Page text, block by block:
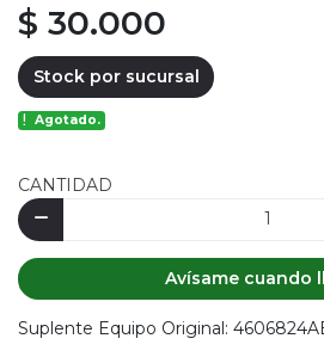
$ 30.000
Stock por sucursal
Agotado.
CANTIDAD
Avísame cuando
Suplente Equipo Original: